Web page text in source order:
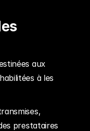
aux
à les
prestataires